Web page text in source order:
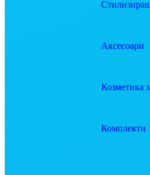
Аксесоари
Козметика
Комплекти